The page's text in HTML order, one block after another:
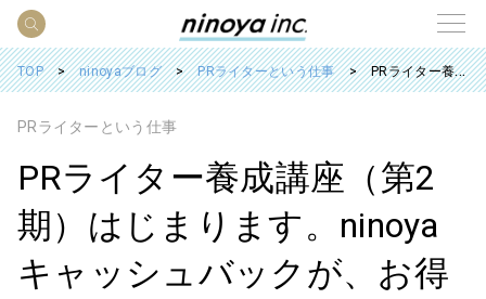
TOP ninoyaブログ PRライターという仕事 PRライター養成講座（第2期）はじまります。ninoyaキャッシュバックが、お得です
PRライターという仕事
PRライター養成講座（第2
期）はじまります。ninoya
キャッシュバックが、お得